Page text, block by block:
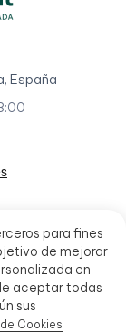
para fines
de mejorar
en
aceptar todas
sus
Cookies
España